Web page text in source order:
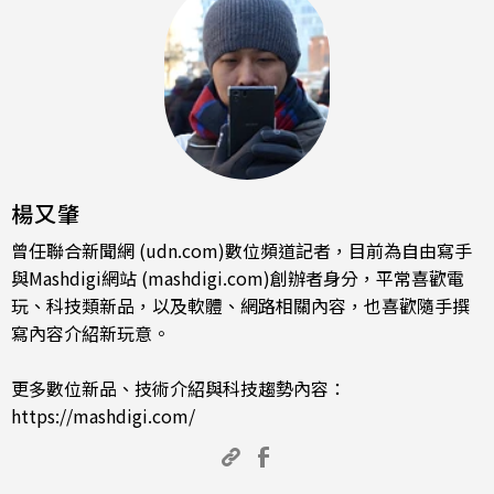
楊又肇
曾任聯合新聞網 (udn.com)數位頻道記者，目前為自由寫手
與Mashdigi網站 (mashdigi.com)創辦者身分，平常喜歡電
玩、科技類新品，以及軟體、網路相關內容，也喜歡隨手撰
寫內容介紹新玩意。
更多數位新品、技術介紹與科技趨勢內容：
https://mashdigi.com/